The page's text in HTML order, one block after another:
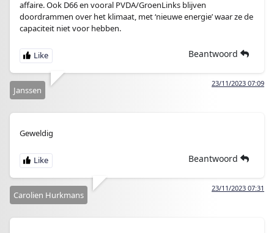
affaire. Ook D66 en vooral PVDA/GroenLinks blijven
doordrammen over het klimaat, met ‘nieuwe energie’ waar ze de
capaciteit niet voor hebben.
Beantwoord
23/11/2023 07:09
Janssen
Geweldig
Beantwoord
23/11/2023 07:31
Carolien Hurkmans